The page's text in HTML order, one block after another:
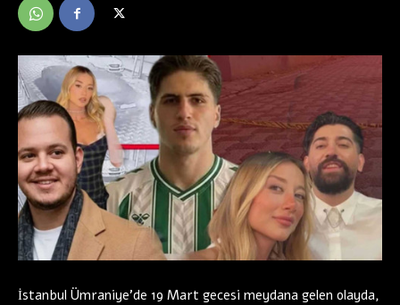
İstanbul Ümraniye’de 19 Mart gecesi meydana gelen olayda,